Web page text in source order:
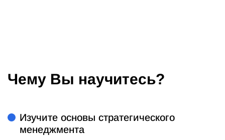
Чему Вы научитесь?
Изучите основы стратегического
менеджмента